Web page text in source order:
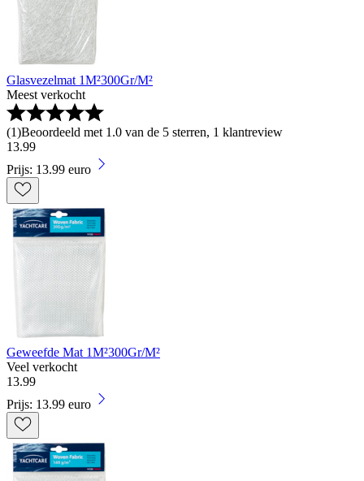
Glasvezelmat 1M²300Gr/M²
Meest verkocht
(1)Beoordeeld met 1.0 van de 5 sterren, 1 klantreview
13.99
Prijs: 13.99 euro
Geweefde Mat 1M²300Gr/M²
Veel verkocht
13.99
Prijs: 13.99 euro